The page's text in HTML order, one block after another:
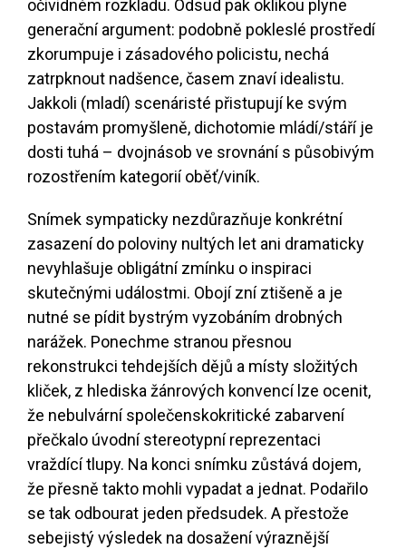
očividném rozkladu. Odsud pak oklikou plyne
generační argument: podobně pokleslé prostředí
zkorumpuje i zásadového policistu, nechá
zatrpknout nadšence, časem znaví idealistu.
Jakkoli (mladí) scenáristé přistupují ke svým
postavám promyšleně, dichotomie mládí/stáří je
dosti tuhá – dvojnásob ve srovnání s působivým
rozostřením kategorií oběť/viník.
Snímek sympaticky nezdůrazňuje konkrétní
zasazení do poloviny nultých let ani dramaticky
nevyhlašuje obligátní zmínku o inspiraci
skutečnými událostmi. Obojí zní ztišeně a je
nutné se pídit bystrým vyzobáním drobných
narážek. Ponechme stranou přesnou
rekonstrukci tehdejších dějů a místy složitých
kliček, z hlediska žánrových konvencí lze ocenit,
že nebulvární společenskokritické zabarvení
přečkalo úvodní stereotypní reprezentaci
vraždící tlupy. Na konci snímku zůstává dojem,
že přesně takto mohli vypadat a jednat. Podařilo
se tak odbourat jeden předsudek. A přestože
sebejistý výsledek na dosažení výraznější